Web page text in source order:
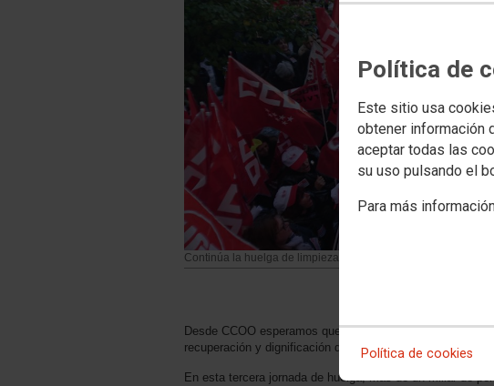
Política de
Este sitio usa
obtener información
aceptar todas las
su uso pulsando el
Para más
Política de cookies
Continúa la huelga de limpieza de edificios y locales
Desde CCOO esperamos que las empresas del sector
recuperación y dignificación del sector.
En esta tercera jornada de huelga, más de un millar de